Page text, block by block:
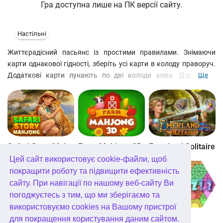
Цей сайт використовує cookie-файли, щоб
покращити роботу та підвищити ефективність
сайту. При навігації по нашому веб-сайту Ви
погоджуєтесь з тим, що ми зберігаємо та
використовуємо cookies на Вашому пристрої
для покращення користування даним сайтом.
Гра доступна лише на ПК версії сайту.
Настільні
Життєрадісний пасьянс із простими правилами. Знімаючи
карти однакової гідності, зберіть усі карти в колоду праворуч.
Додаткові карти лунають по дві колоди зліва. Додаткова
логіку.
Ще
Farm Mahjong 3D Emerland Solitaire
Well Mahjong Wonders of Egypt Mahjong Glassez 2